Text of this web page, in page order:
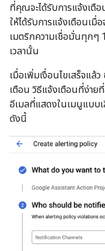
ที่คุณจะได้รับการแจ้งเตือ
ให้ได้รับการแจ้งเตือนเมื่
เมตริกความเชื่อมั่นทุกๆ
เวลานั้น
เมื่อเพิ่มเงื่อนไขเสร็จแล้
เตือน วิธีแจ้งเตือนที่ง่าย
อีเมลที่แสดงในเมนูแบบ
ดังนี้